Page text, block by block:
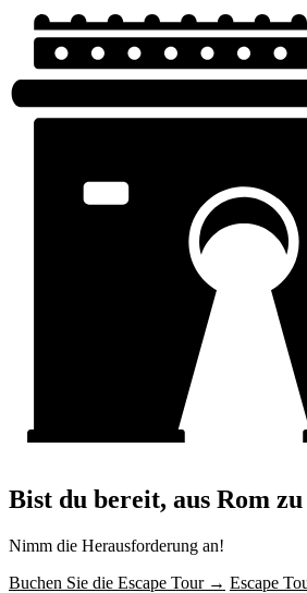
Bist du bereit, aus Rom
Nimm die Herausforderung an!
Buchen Sie die Escape Tour → Escape